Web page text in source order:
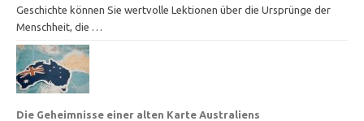
Geschichte können Sie wertvolle Lektionen über die Ursprünge der
Menschheit, die …
Die Geheimnisse einer alten Karte Australiens